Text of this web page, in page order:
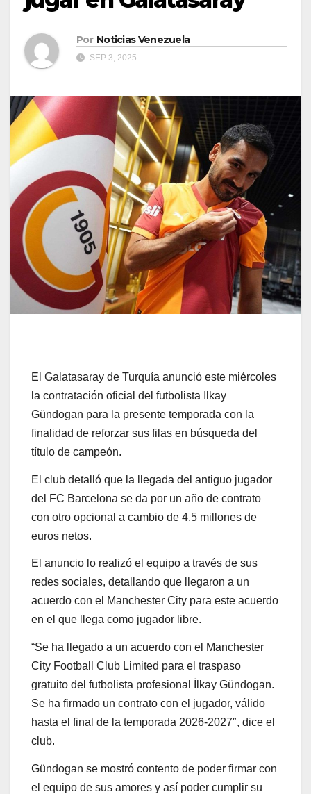
Por Noticias Venezuela
SEP 3, 2025
El Galatasaray de Turquía anunció este miércoles
la contratación oficial del futbolista Ilkay
Gündogan para la presente temporada con la
finalidad de reforzar sus filas en búsqueda del
título de campeón.
El club detalló que la llegada del antiguo jugador
del FC Barcelona se da por un año de contrato
con otro opcional a cambio de 4.5 millones de
euros netos.
El anuncio lo realizó el equipo a través de sus
redes sociales, detallando que llegaron a un
acuerdo con el Manchester City para este acuerdo
en el que llega como jugador libre.
“Se ha llegado a un acuerdo con el Manchester
City Football Club Limited para el traspaso
gratuito del futbolista profesional İlkay Gündogan.
Se ha firmado un contrato con el jugador, válido
hasta el final de la temporada 2026-2027″, dice el
club.
Gündogan se mostró contento de poder firmar con
el equipo de sus amores y así poder cumplir su